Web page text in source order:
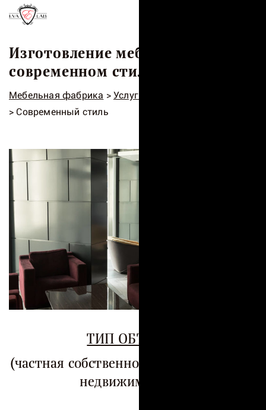
Изготовление мебели в
современном стиле
Мебельная фабрика >Услуги
> Современный стиль
ТИП ОБЪЕКТА
(частная собственность, коммерческая
недвижимость…)